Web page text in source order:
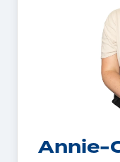
Annie-